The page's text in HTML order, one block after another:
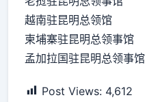
越南驻昆明总领馆
柬埔寨驻昆明总领事馆
孟加拉国驻昆明总领事馆
Post Views: 4,612